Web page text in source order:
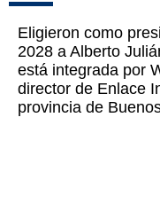
Eligieron como
2028 a Alberto
está integrada por
director de Enlace
provincia de